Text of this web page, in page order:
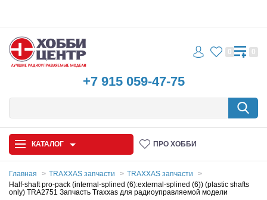
+7 915 059-47-75
0 0
КАТАЛОГ ПРО ХОББИ
Автомодели
Главная TRAXXAS запчасти
TRAXXAS запчасти
Half-shaft pro-pack (internal-splined (6):external-splined (6)) (plastic shafts
only) TRA2751 Запчасть Traxxas для радиоуправляемой модели